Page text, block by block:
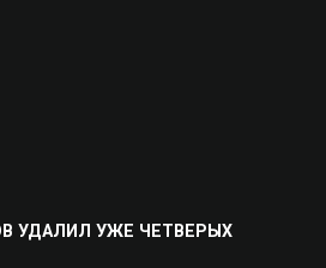
УДАЛИЛ УЖЕ ЧЕТВЕРЫХ